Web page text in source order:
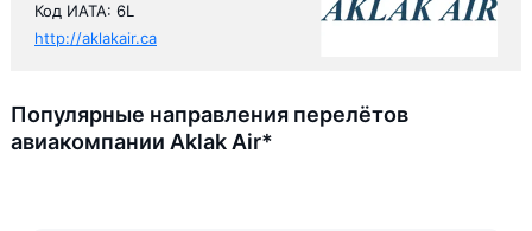
Код ИАТА: 6L
http://aklakair.ca
Популярные направления перелётов
авиакомпании Aklak Air*